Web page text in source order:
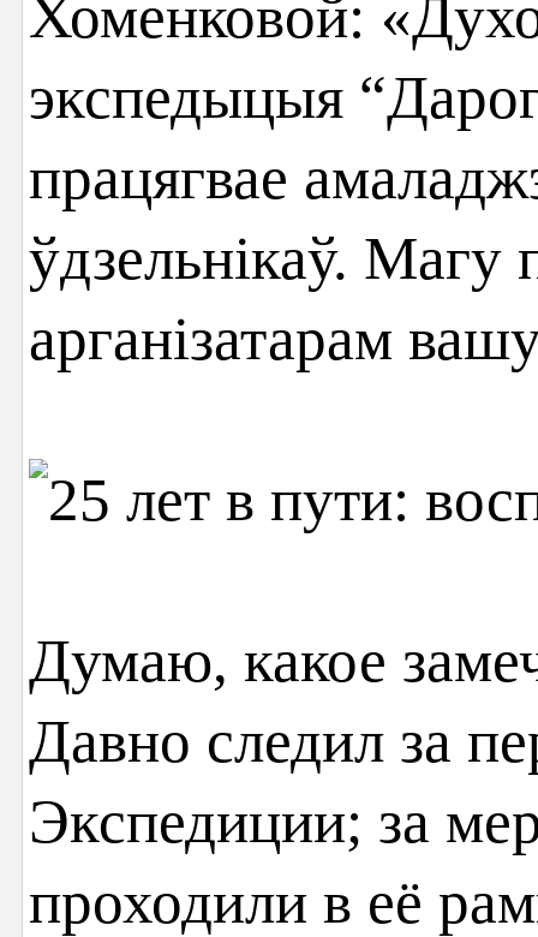
Хоменковой:
экспедыцыя
працягвае
ўдзельнікаў. Магу
арганізатарам
Думаю, какое
Давно следил за
Экспедиции; за
проходили в её